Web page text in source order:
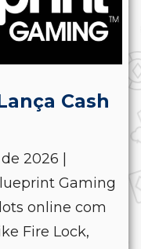
Cash
2026 |
Gaming
online com
Fire Lock,